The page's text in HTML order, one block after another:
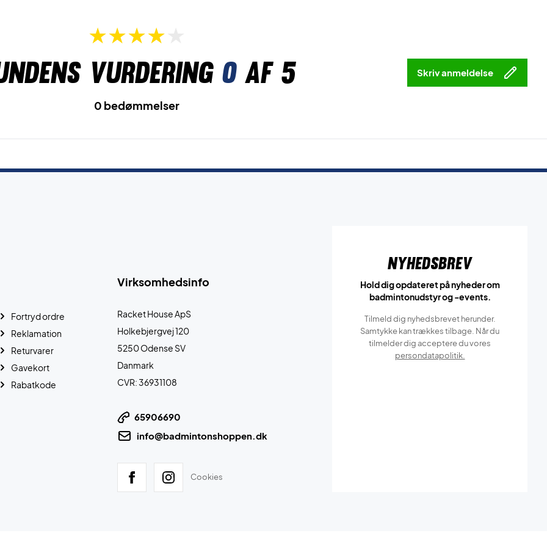
vurdering 0af 5 Skriv anmeldelse
0 bedømmelser
Virksomhedsinfo
Racket House ApS
Holkebjergvej 120
5250 Odense SV
Danmark
CVR: 36931108
65906690
info@badmintonshoppen.dk
Cookies
Fortryd ordre
Reklamation
Returvarer
Gavekort
Rabatkode
Nyhedsbrev
Hold dig opdateret på nyheder om
badmintonudstyr og -events.
Tilmeld dig nyhedsbrevet herunder.
Samtykke kan trækkes tilbage. Når du
tilmelder dig acceptere du vores
persondatapolitik.